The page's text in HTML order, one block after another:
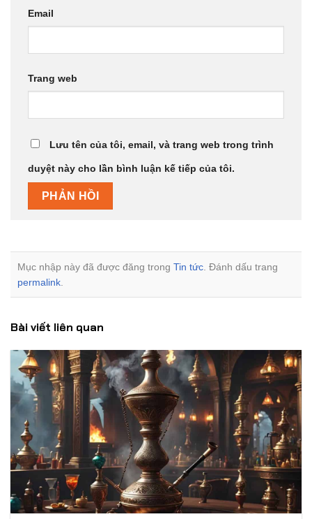
Email
Trang web
Lưu tên của tôi, email, và trang web trong trình
duyệt này cho lần bình luận kế tiếp của tôi.
Mục nhập này đã được đăng trong Tin tức . Đánh dấu trang
permalink
Bài viết liên quan